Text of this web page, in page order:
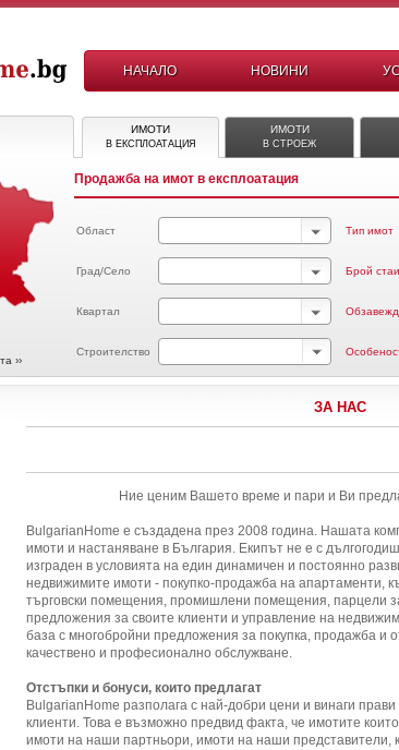
НАЧАЛО НОВИНИ
››
ИМОТИ
В ЕКСПЛОАТАЦИЯ
ИМОТИ
В СТРОЕЖ
Продажба на имот в експлоатация
Област Тип имот
Град/Село Брой стаи
Квартал
Строителство
ЗА НАС
Ние ценим Вашето време и пари и Ви
BulgarianHome е създадена през 2008 година. Нашата
имоти и настаняване в България. Екипът не е с
изграден в условията на един динамичен и постоянно
недвижимите имоти - покупко-продажба на апартаменти,
търговски помещения, промишлени помещения, парцели
предложения за своите клиенти и управление на
база с многобройни предложения за покупка, продажба и
качествено и професионално обслужване.
Отстъпки и бонуси, които предлагат
BulgarianHome разполага с най-добри цени и винаги
клиенти. Това е възможно предвид факта, че имотите
имоти на наши партньори, имоти на наши представители,